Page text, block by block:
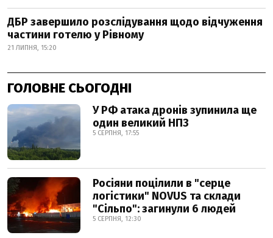
ДБР завершило розслідування щодо відчуження
частини готелю у Рівному
21 ЛИПНЯ, 15:20
ГОЛОВНЕ СЬОГОДНІ
У РФ атака дронів зупинила ще
один великий НПЗ
5 СЕРПНЯ, 17:55
Росіяни поцілили в "серце
логістики" NOVUS та склади
"Сільпо": загинули 6 людей
5 СЕРПНЯ, 12:30